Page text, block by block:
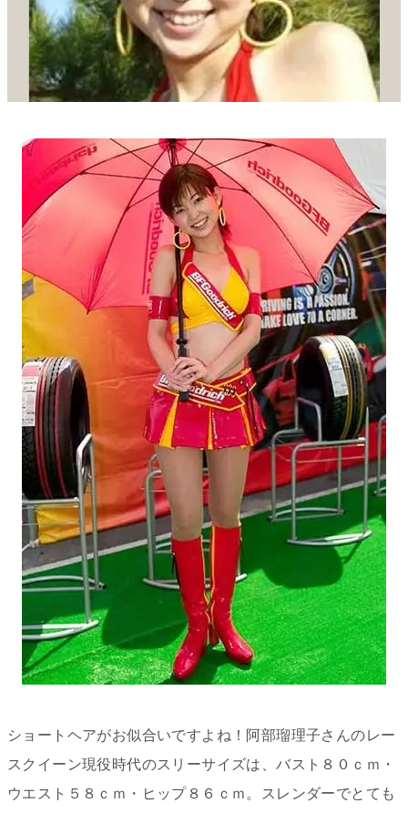
ショートヘアがお似合いですよね！阿部瑠理子さんのレー
スクイーン現役時代のスリーサイズは、バスト８０ｃｍ・
ウエスト５８ｃｍ・ヒップ８６ｃｍ。スレンダーでとても